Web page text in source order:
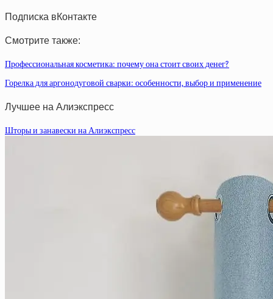
Подписка вКонтакте
Смотрите также:
Профессиональная косметика: почему она стоит своих денег?
Горелка для аргонодуговой сварки: особенности, выбор и применение
Лучшее на Алиэкспресс
Шторы и занавески на Алиэкспресс